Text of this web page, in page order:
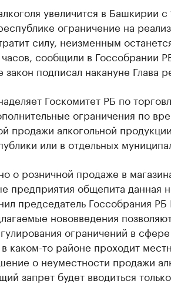
увеличится в Башкирии с
ограничение на
силу, неизменным
сообщили в Госсобрании
закон подписал накануне Глава
Госкомитет РБ по
ограничения по
продажи алкогольной
или в отдельных
о розничной продаже в
предприятия общепита данная
председатель Госсобрания РБ
нововведения
ограничений в
каком-то районе проходит
о неуместности продажи
запрет будет вводиться